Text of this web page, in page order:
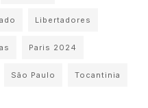
Libertadores
Paris 2024
São Paulo Tocantinia